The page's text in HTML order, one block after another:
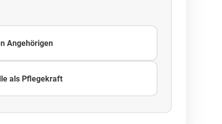
Angehörigen
als Pflegekraft